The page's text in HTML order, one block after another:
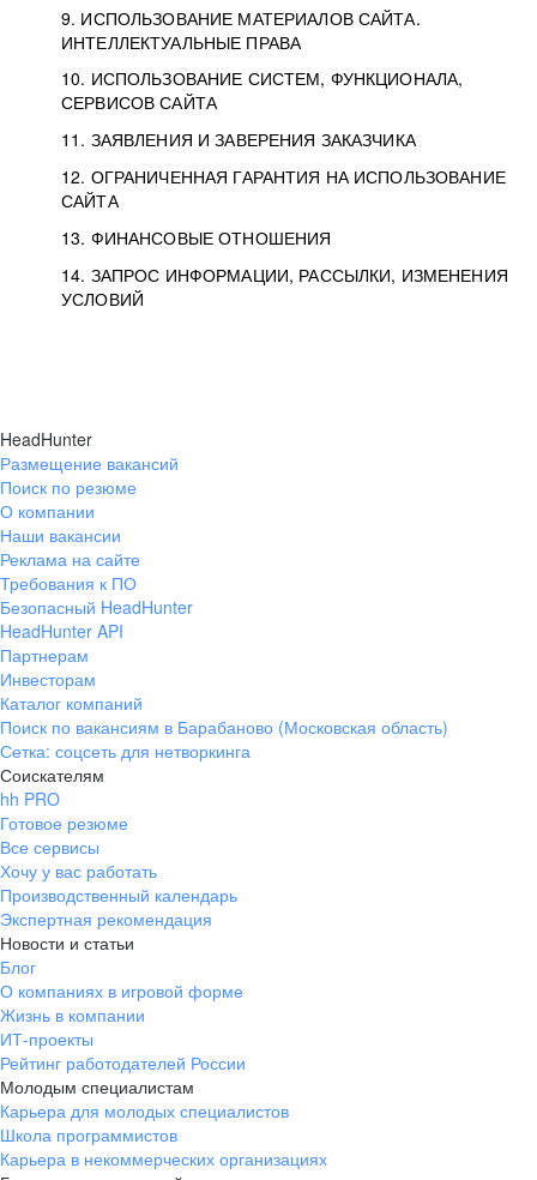
9. ИСПОЛЬЗОВАНИЕ МАТЕРИАЛОВ САЙТА.
ИНТЕЛЛЕКТУАЛЬНЫЕ ПРАВА
10. ИСПОЛЬЗОВАНИЕ СИСТЕМ, ФУНКЦИОНАЛА,
СЕРВИСОВ САЙТА
11. ЗАЯВЛЕНИЯ И ЗАВЕРЕНИЯ ЗАКАЗЧИКА
12. ОГРАНИЧЕННАЯ ГАРАНТИЯ НА ИСПОЛЬЗОВАНИЕ
САЙТА
13. ФИНАНСОВЫЕ ОТНОШЕНИЯ
14. ЗАПРОС ИНФОРМАЦИИ, РАССЫЛКИ, ИЗМЕНЕНИЯ
УСЛОВИЙ
HeadHunter
Размещение вакансий
Поиск по резюме
О компании
Наши вакансии
Реклама на сайте
Требования к ПО
Безопасный HeadHunter
HeadHunter API
Партнерам
Инвесторам
Каталог компаний
Поиск по вакансиям в Барабаново (Московская область)
Сетка: соцсеть для нетворкинга
Соискателям
hh PRO
Готовое резюме
Все сервисы
Хочу у вас работать
Производственный календарь
Экспертная рекомендация
Новости и статьи
Блог
О компаниях в игровой форме
Жизнь в компании
ИТ-проекты
Рейтинг работодателей России
Молодым специалистам
Карьера для молодых специалистов
Школа программистов
Карьера в некоммерческих организациях